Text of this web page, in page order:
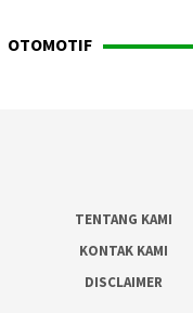
OTOMOTIF
TENTANG KAMI
KONTAK KAMI
DISCLAIMER